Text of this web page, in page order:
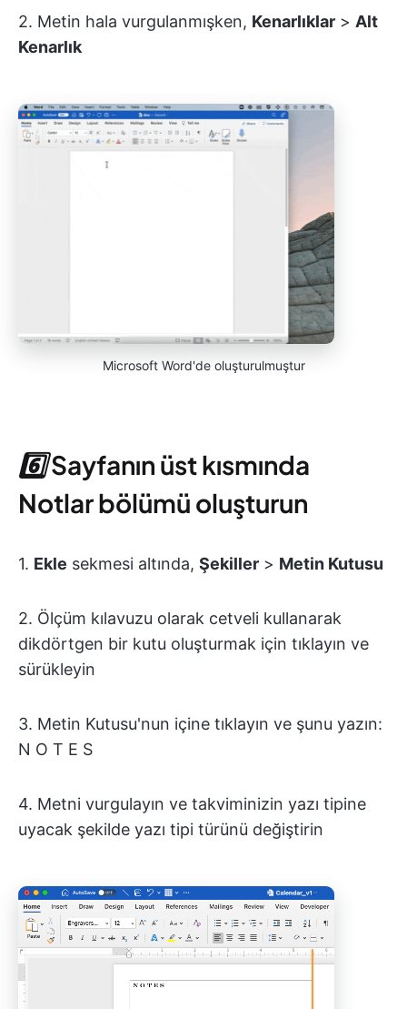
2. Metin hala vurgulanmışken, Kenarlıklar > Alt
Kenarlık
Microsoft Word'de oluşturulmuştur
6️⃣Sayfanın üst kısmında
Notlar bölümü oluşturun
1. Ekle sekmesi altında, Şekiller > Metin Kutusu
2. Ölçüm kılavuzu olarak cetveli kullanarak
dikdörtgen bir kutu oluşturmak için tıklayın ve
sürükleyin
3. Metin Kutusu'nun içine tıklayın ve şunu yazın:
N O T E S
4. Metni vurgulayın ve takviminizin yazı tipine
uyacak şekilde yazı tipi türünü değiştirin